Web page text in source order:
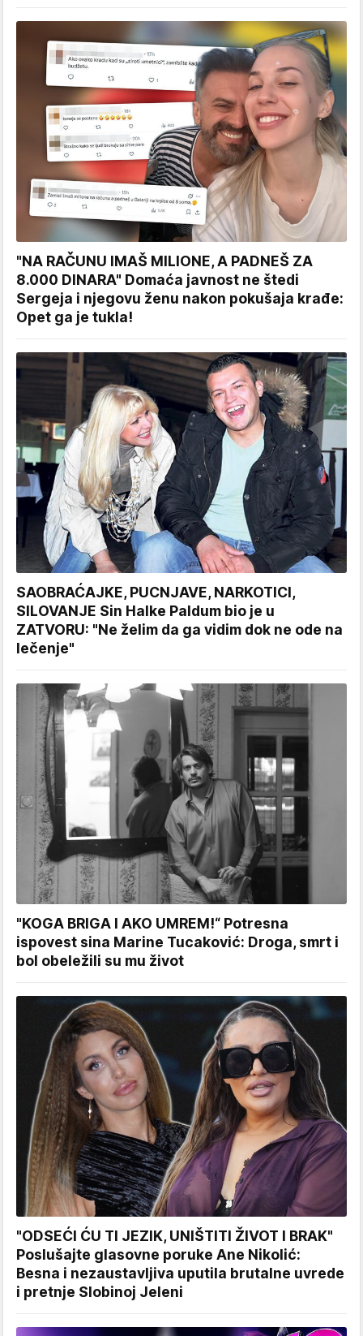
"NA RAČUNU IMAŠ MILIONE, A PADNEŠ ZA
8.000 DINARA" Domaća javnost ne štedi
Sergeja i njegovu ženu nakon pokušaja krađe:
Opet ga je tukla!
SAOBRAĆAJKE, PUCNJAVE, NARKOTICI,
SILOVANJE Sin Halke Paldum bio je u
ZATVORU: "Ne želim da ga vidim dok ne ode na
lečenje"
"KOGA BRIGA I AKO UMREM!“ Potresna
ispovest sina Marine Tucaković: Droga, smrt i
bol obeležili su mu život
"ODSEĆI ĆU TI JEZIK, UNIŠTITI ŽIVOT I BRAK"
Poslušajte glasovne poruke Ane Nikolić:
Besna i nezaustavljiva uputila brutalne uvrede
i pretnje Slobinoj Jeleni